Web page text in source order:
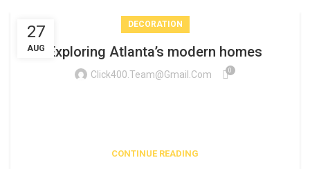
27
AUG
DECORATION
Exploring Atlanta’s modern homes
Click400.team@gmail.com 0
CONTINUE READING